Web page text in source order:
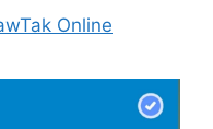
Online